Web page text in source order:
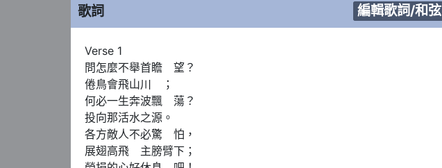
歌詞 編輯歌詞/和弦
Verse 1
問怎麼不舉首瞻　望？
倦鳥會飛山川　；
何必一生奔波飄　蕩？
投向那活水之源。
各方敵人不必驚　怕，
展翅高飛　主膀臂下；